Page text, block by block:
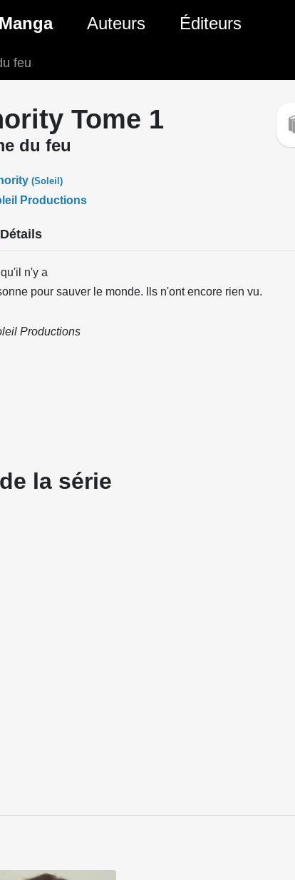
courante)
Manga
Nouveautés Manga
Genres Manga
Auteurs Éditeurs
feu
Tome 1
du feu
(Soleil)
Productions
Détails
qu'il n'y a
pour sauver le monde. Ils n'ont encore rien vu.
Productions
la série